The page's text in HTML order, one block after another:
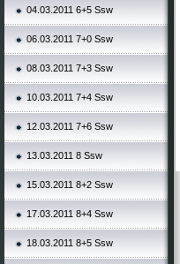
04.03.2011 6+5 Ssw
06.03.2011 7+0 Ssw
08.03.2011 7+3 Ssw
10.03.2011 7+4 Ssw
12.03.2011 7+6 Ssw
13.03.2011 8 Ssw
15.03.2011 8+2 Ssw
17.03.2011 8+4 Ssw
18.03.2011 8+5 Ssw